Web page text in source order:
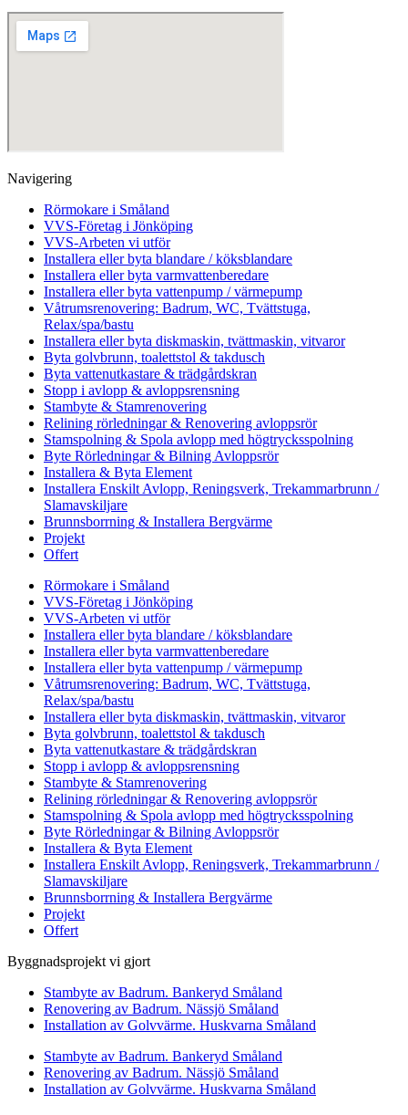
Navigering
Rörmokare i Småland
VVS-Företag i Jönköping
VVS-Arbeten vi utför
Installera eller byta blandare / köksblandare
Installera eller byta varmvattenberedare
Installera eller byta vattenpump / värmepump
Våtrumsrenovering: Badrum, WC, Tvättstuga,
Relax/spa/bastu
Installera eller byta diskmaskin, tvättmaskin, vitvaror
Byta golvbrunn, toalettstol & takdusch
Byta vattenutkastare & trädgårdskran
Stopp i avlopp & avloppsrensning
Stambyte & Stamrenovering
Relining rörledningar & Renovering avloppsrör
Stamspolning & Spola avlopp med högtrycksspolning
Byte Rörledningar & Bilning Avloppsrör
Installera & Byta Element
Installera Enskilt Avlopp, Reningsverk, Trekammarbrunn /
Slamavskiljare
Brunnsborrning & Installera Bergvärme
Projekt
Offert
Rörmokare i Småland
VVS-Företag i Jönköping
VVS-Arbeten vi utför
Installera eller byta blandare / köksblandare
Installera eller byta varmvattenberedare
Installera eller byta vattenpump / värmepump
Våtrumsrenovering: Badrum, WC, Tvättstuga,
Relax/spa/bastu
Installera eller byta diskmaskin, tvättmaskin, vitvaror
Byta golvbrunn, toalettstol & takdusch
Byta vattenutkastare & trädgårdskran
Stopp i avlopp & avloppsrensning
Stambyte & Stamrenovering
Relining rörledningar & Renovering avloppsrör
Stamspolning & Spola avlopp med högtrycksspolning
Byte Rörledningar & Bilning Avloppsrör
Installera & Byta Element
Installera Enskilt Avlopp, Reningsverk, Trekammarbrunn /
Slamavskiljare
Brunnsborrning & Installera Bergvärme
Projekt
Offert
Byggnadsprojekt vi gjort
Stambyte av Badrum. Bankeryd Småland
Renovering av Badrum. Nässjö Småland
Installation av Golvvärme. Huskvarna Småland
Stambyte av Badrum. Bankeryd Småland
Renovering av Badrum. Nässjö Småland
Installation av Golvvärme. Huskvarna Småland